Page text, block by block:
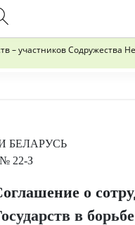
участников Содружества
БЕЛАРУСЬ
№ 22-З
о
в